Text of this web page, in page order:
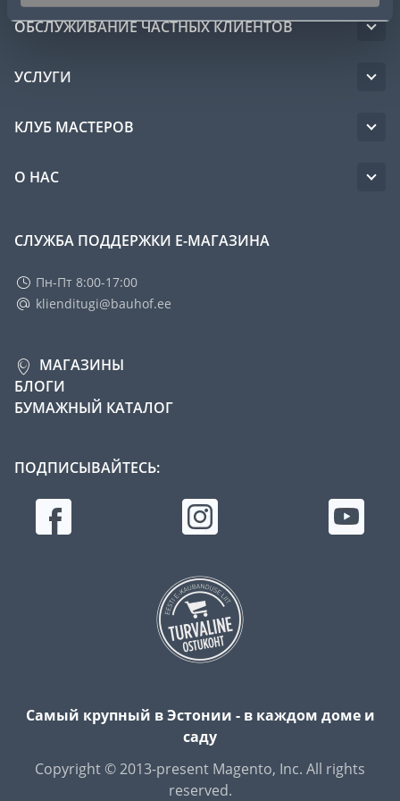
ОБСЛУЖИВАНИЕ ЧАСТНЫХ КЛИЕНТОВ
УСЛУГИ
КЛУБ МАСТЕРОВ
О НАС
СЛУЖБА ПОДДЕРЖКИ Е-МАГАЗИНА
Пн-Пт 8:00-17:00
klienditugi@bauhof.ee
МАГАЗИНЫ
БЛОГИ
БУМАЖНЫЙ КАТАЛОГ
ПОДПИСЫВАЙТЕСЬ:
Самый крупный в Эстонии - в каждом доме и
саду
Copyright © 2013-present Magento, Inc. All rights
reserved.